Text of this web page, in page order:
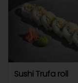
Sushi Trufa roll